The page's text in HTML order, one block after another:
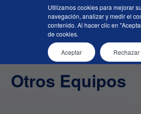
Utilizamos cookies para mejorar
navegación, analizar y medir el
contenido. Al hacer clic en
de cookies.
Aceptar Rechazar
Otros Equipos
Otros Equipos